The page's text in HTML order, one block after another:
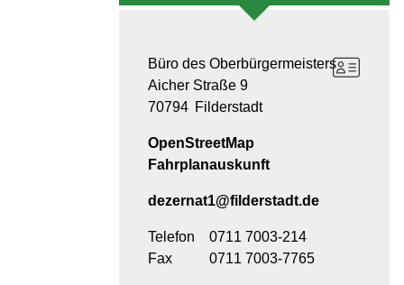
Büro des Oberbürgermeisters
Aicher Straße 9
70794 Filderstadt
OpenStreetMap
Fahrplanauskunft
dezernat1@filderstadt.de
Telefon
0711 7003-214
Fax
0711 7003-7765